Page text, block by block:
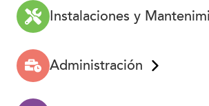
Instalaciones y
Administración